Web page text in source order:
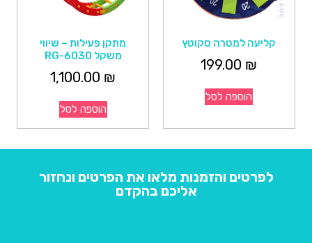
קליעה למטרה סקוטץ
199.00 ₪
הוספה לסל
מתקן פעילות – שיווי
משקל RG-6030
1,100.00 ₪
הוספה לסל
לפרטים והזמנות מלאו את הפרטים ונחזור
אליכם בהקדם